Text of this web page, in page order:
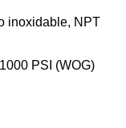
inoxidable, NPT
PSI (WOG)